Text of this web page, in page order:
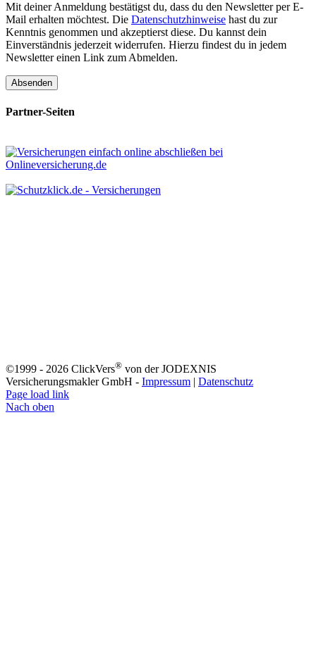
Mit deiner Anmeldung bestätigst du, dass du den Newsletter per E-
Mail erhalten möchtest. Die Datenschutzhinweise hast du zur
Kenntnis genommen und akzeptierst diese. Du kannst dein
Einverständnis jederzeit widerrufen. Hierzu findest du in jedem
Newsletter einen Link zum Abmelden.
Partner-Seiten
©1999 - 2026 ClickVers® von der JODEXNIS
Versicherungsmakler GmbH - Impressum | Datenschutz
Page load link
Nach oben